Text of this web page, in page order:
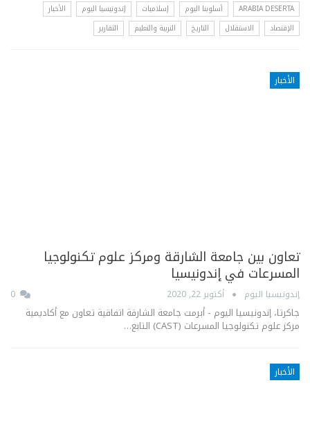
ARABIA DESERTA أسلوبنا اليوم إسلاميات إندونيسيا اليوم
الأخبار
الإقتصاد
الاستقلال التاريخ التربية والتعليم التقارير
الأخبار
تعاون بين جامعة الشارقة ومركز علوم تكنولوجيا
المسرعات في إندونيسيا
إندونيسيا اليوم أكتوبر 22, 2020
جاكرتا، إندونيسيا اليوم - أبرمت جامعة الشارقة اتفاقية تعاون مع أكاديمية
مركز علوم تكنولوجيا المسرعات (CAST) التابع…
الأخبار